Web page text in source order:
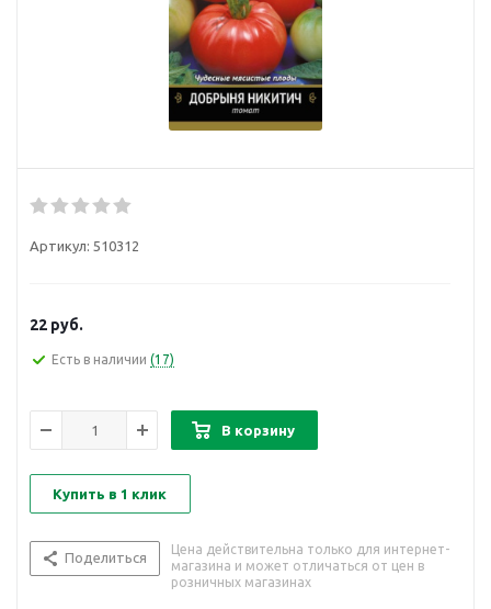
Артикул: 510312
22 руб.
Есть в наличии (17)
В корзину
Купить в 1 клик
Поделиться
Цена действительна только для интернет-
магазина и может отличаться от цен в
розничных магазинах